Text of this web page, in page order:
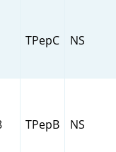
TPepC NS
TPepB NS